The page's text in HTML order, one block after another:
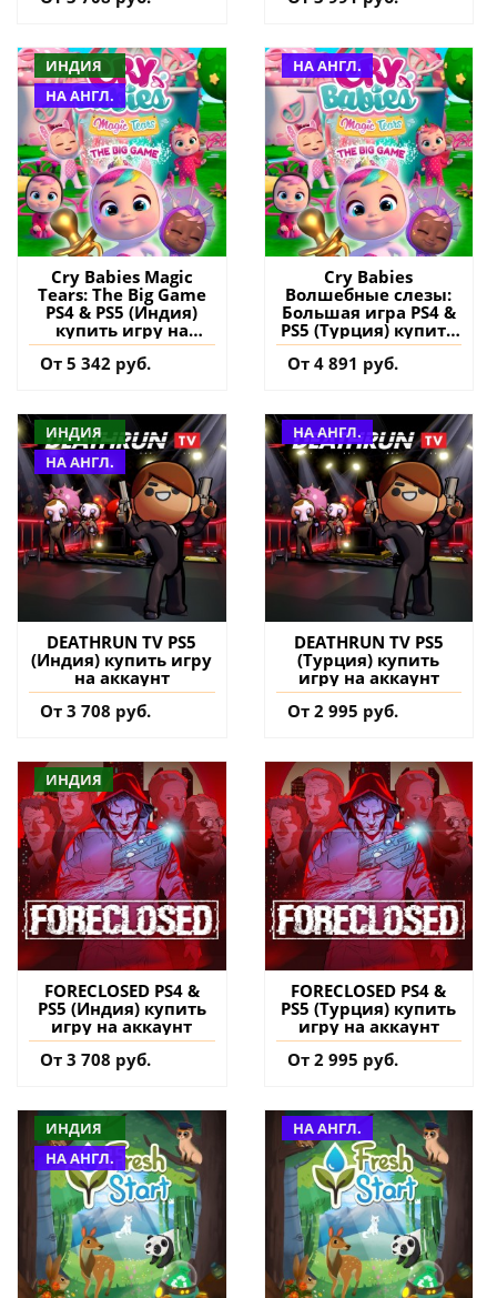
ИНДИЯ
НА АНГЛ.
Cry Babies Magic
Tears: The Big Game
PS4 & PS5 (Индия)
купить игру на
аккаунт
От 5 342 руб.
НА АНГЛ.
Cry Babies
Волшебные слезы:
Большая игра PS4 &
PS5 (Турция) купить
игру на аккаунт
От 4 891 руб.
ИНДИЯ
НА АНГЛ.
DEATHRUN TV PS5
(Индия) купить игру
на аккаунт
От 3 708 руб.
НА АНГЛ.
DEATHRUN TV PS5
(Турция) купить
игру на аккаунт
От 2 995 руб.
ИНДИЯ
FORECLOSED PS4 &
PS5 (Индия) купить
игру на аккаунт
От 3 708 руб.
FORECLOSED PS4 &
PS5 (Турция) купить
игру на аккаунт
От 2 995 руб.
ИНДИЯ
НА АНГЛ.
НА АНГЛ.